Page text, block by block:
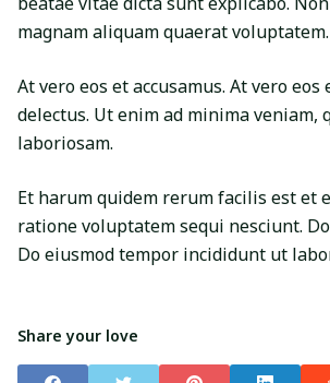
magnam aliquam quaerat voluptatem.
At vero eos et accusamus. At vero
delectus. Ut enim ad minima
laboriosam.
Et harum quidem rerum facilis est et
ratione voluptatem sequi nesciunt.
Do eiusmod tempor incididunt ut
Share your love